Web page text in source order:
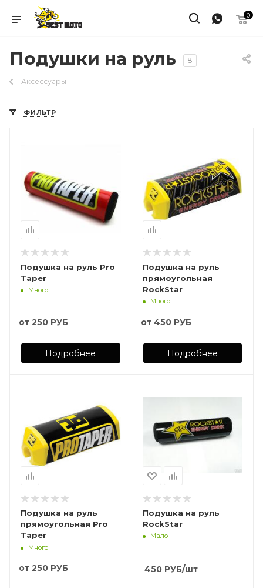
0
Подушки на руль 8
Аксессуары
ФИЛЬТР
Подушка на руль Pro
Taper
Много
от 250 РУБ
Подробнее
Подушка на руль
прямоугольная
RockStar
Много
от 450 РУБ
Подробнее
Подушка на руль
прямоугольная Pro
Taper
Много
от 250 РУБ
Подушка на руль
RockStar
Мало
450РУБ/шт